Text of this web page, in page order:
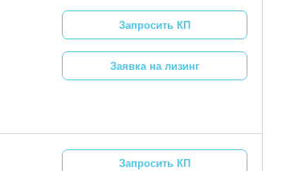
Запросить КП
Заявка на лизинг
Запросить КП